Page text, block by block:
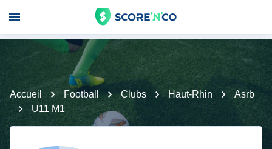
Accueil Football Clubs Haut-Rhin
Asrb
U11 M1